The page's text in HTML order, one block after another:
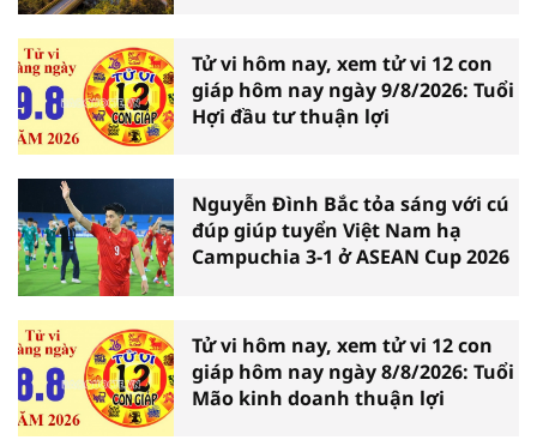
Tử vi hôm nay, xem tử vi 12 con
giáp hôm nay ngày 9/8/2026: Tuổi
Hợi đầu tư thuận lợi
Nguyễn Đình Bắc tỏa sáng với cú
đúp giúp tuyển Việt Nam hạ
Campuchia 3-1 ở ASEAN Cup 2026
Tử vi hôm nay, xem tử vi 12 con
giáp hôm nay ngày 8/8/2026: Tuổi
Mão kinh doanh thuận lợi